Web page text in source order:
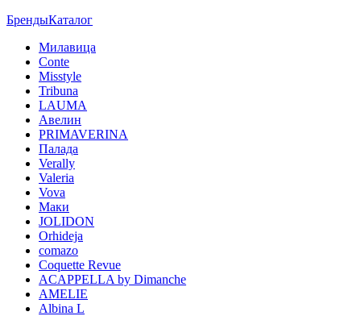
БрендыКаталог
Милавица
Conte
Misstyle
Tribuna
LAUMA
Авелин
PRIMAVERINA
Палада
Verally
Valeria
Vova
Маки
JOLIDON
Orhideja
comazo
Coquette Revue
ACAPPELLA by Dimanche
AMELIE
Albina L